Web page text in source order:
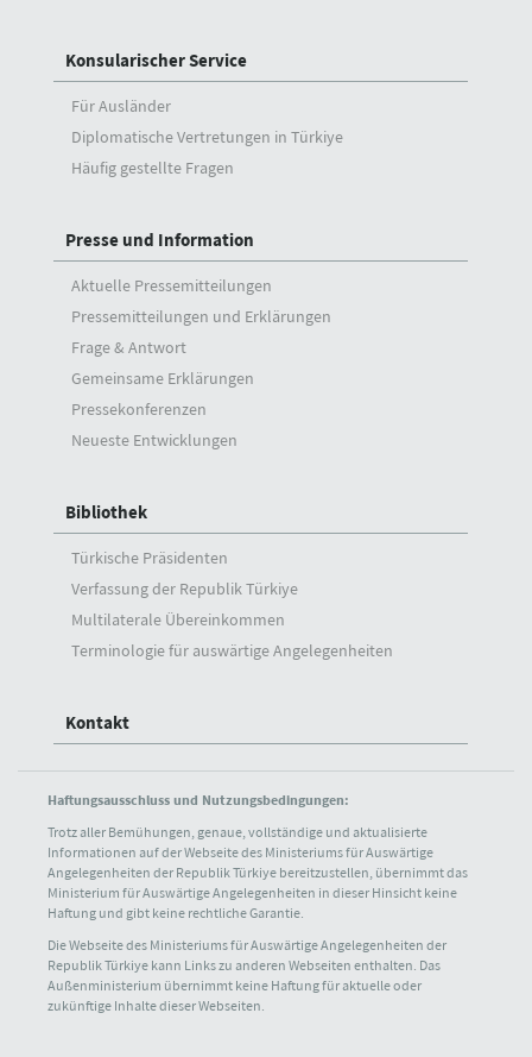
Konsularischer Service
Für Ausländer
Diplomatische Vertretungen in Türkiye
Häufig gestellte Fragen
Presse und Information
Aktuelle Pressemitteilungen
Pressemitteilungen und Erklärungen
Frage & Antwort
Gemeinsame Erklärungen
Pressekonferenzen
Neueste Entwicklungen
Bibliothek
Türkische Präsidenten
Verfassung der Republik Türkiye
Multilaterale Übereinkommen
Terminologie für auswärtige Angelegenheiten
Kontakt
Haftungsausschluss und Nutzungsbedingungen:
Trotz aller Bemühungen, genaue, vollständige und aktualisierte
Informationen auf der Webseite des Ministeriums für Auswärtige
Angelegenheiten der Republik Türkiye bereitzustellen, übernimmt das
Ministerium für Auswärtige Angelegenheiten in dieser Hinsicht keine
Haftung und gibt keine rechtliche Garantie.
Die Webseite des Ministeriums für Auswärtige Angelegenheiten der
Republik Türkiye kann Links zu anderen Webseiten enthalten. Das
Außenministerium übernimmt keine Haftung für aktuelle oder
zukünftige Inhalte dieser Webseiten.